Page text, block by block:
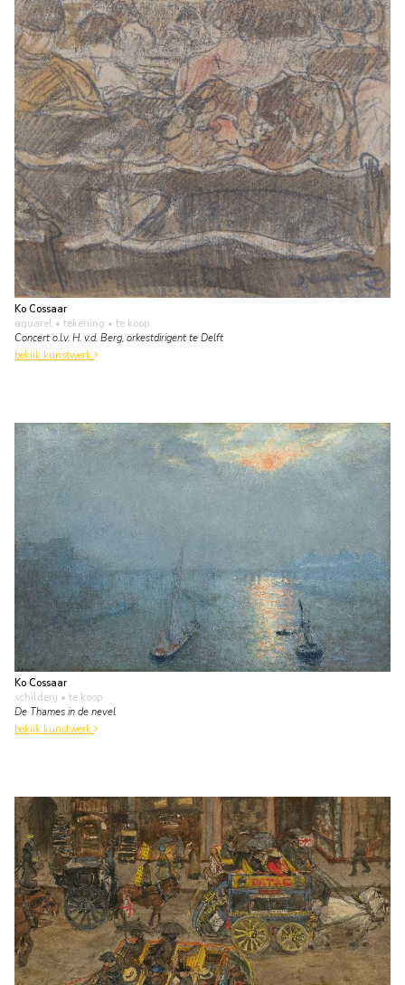
Ko Cossaar
aquarel • tekening • te koop
Concert o.l.v. H. v.d. Berg, orkestdirigent te Delft
bekijk kunstwerk
Ko Cossaar
schilderij • te koop
De Thames in de nevel
bekijk kunstwerk